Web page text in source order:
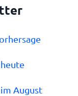
August